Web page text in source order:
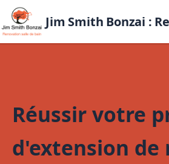
Jim Smith Bonzai :
Réussir votre
d'extension de